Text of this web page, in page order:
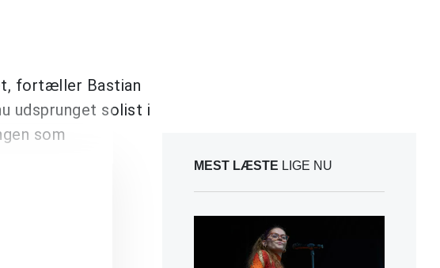
fortæller Bastian
udsprunget solist i
som
MEST LÆSTE LIGE NU